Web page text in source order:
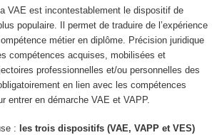
VAE est incontestablement le dispositif de
populaire. Il permet de traduire de l’expérience
métier en diplôme. Précision juridique
compétences acquises, mobilisées et
professionnelles et/ou personnelles des
en lien avec les compétences
entrer en démarche VAE et VAPP.
: les trois dispositifs (VAE, VAPP et VES)